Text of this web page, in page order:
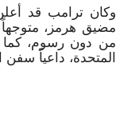
وكان ترامب قد
مضيق هرمز،
من دون رسوم، كما
المتحدة، داعياً سفن